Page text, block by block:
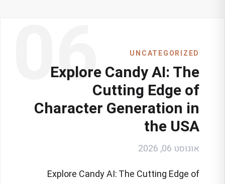
06 UNCATEGORIZED
Explore Candy AI: The
Cutting Edge of
Character Generation in
the USA
אוגוסט 06, 2026
Explore Candy AI: The Cutting Edge of